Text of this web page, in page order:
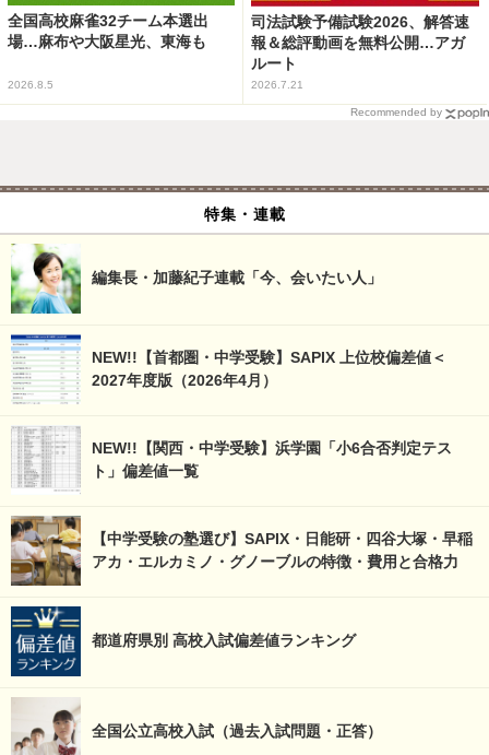
全国高校麻雀32チーム本選出
場…麻布や大阪星光、東海も
2026.8.5
司法試験予備試験2026、解答速
報＆総評動画を無料公開…アガ
ルート
2026.7.21
Recommended by
特集・連載
編集長・加藤紀子連載「今、会いたい人」
NEW!!【首都圏・中学受験】SAPIX 上位校偏差値＜
2027年度版（2026年4月）
NEW!!【関西・中学受験】浜学園「小6合否判定テス
ト」偏差値一覧
【中学受験の塾選び】SAPIX・日能研・四谷大塚・早稲
アカ・エルカミノ・グノーブルの特徴・費用と合格力
都道府県別 高校入試偏差値ランキング
全国公立高校入試（過去入試問題・正答）